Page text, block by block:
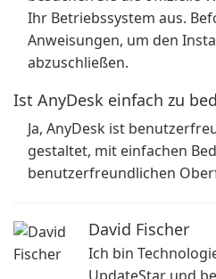
Ihr Betriebssystem aus.
Anweisungen, um den
abzuschließen.
Ist AnyDesk einfach zu
Ja, AnyDesk ist
gestaltet, mit einfachen
benutzerfreundlichen
David Fischer
Ich bin